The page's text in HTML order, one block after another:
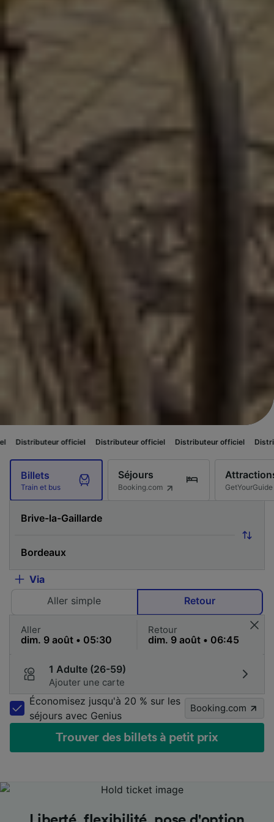
officiel Distributeur officiel Distributeur officiel Distributeur officiel
Billets
Train et bus
Séjours
Booking.com GetYourGuide
Via
Aller simple
Retour
Aller Retour
1 Adulte (26-59)
Ajouter une carte
Économisez jusqu'à 20 % sur les
séjours avec Genius
Booking.com
Trouver des billets à petit prix